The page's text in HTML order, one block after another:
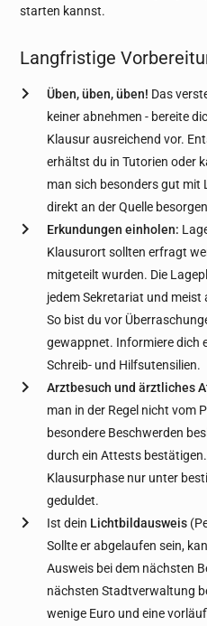
starten kannst.
Langfristige
Üben, üben, üben! Das
keiner abnehmen - bereite
Klausur ausreichend vor.
erhältst du in Tutorien oder
man sich besonders gut mit
direkt an der Quelle
Erkundungen einholen:
Klausurort sollten erfragt
mitgeteilt wurden. Die
jedem Sekretariat und
So bist du vor
gewappnet. Informiere dich
Schreib- und Hilfsutensilien.
Arztbesuch und ärztliches
man in der Regel nicht vom
besondere Beschwerden
durch ein Attests
Klausurphase nur unter
geduldet.
Ist dein Lichtbildausweis
Sollte er abgelaufen sein,
Ausweis bei dem nächsten
nächsten Stadtverwaltung
wenige Euro und eine